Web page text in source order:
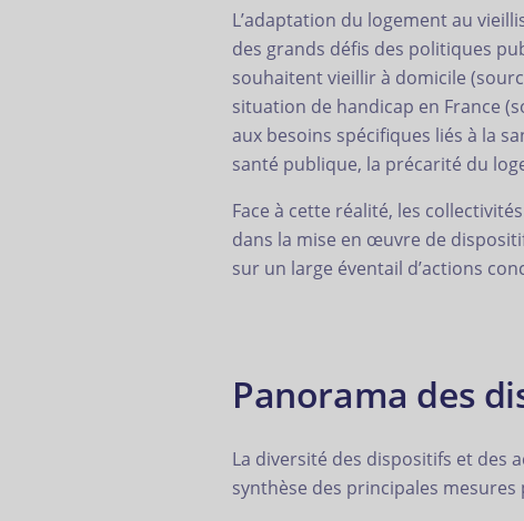
L’adaptation du logement au
des grands défis des politiques
souhaitent vieillir à domicile
situation de handicap en France
aux besoins spécifiques liés à la
santé publique, la précarité du
Face à cette réalité, les
dans la mise en œuvre de
sur un large éventail d’actions
Panorama des
La diversité des dispositifs et des
synthèse des principales